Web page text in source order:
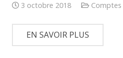
3 octobre 2018 Comptes
EN SAVOIR PLUS